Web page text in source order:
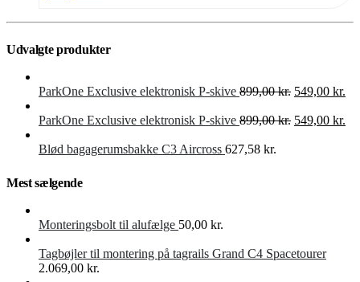
Udvalgte produkter
ParkOne Exclusive elektronisk P-skive 899,00kr. Den
pris
549,00 kr.
ParkOne Exclusive elektronisk P-skive 899,00kr. Den
549,00 kr.
Blød bagagerumsbakke C3 Aircross 627,58 kr.
Mest sælgende
Monteringsbolt til alufælge 50,00 kr.
Tagbøjler til montering på tagrails Grand C4 Spacetourer
2.069,00 kr.